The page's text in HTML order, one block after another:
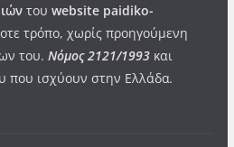
του website paidiko-
τρόπο, χωρίς προηγούμενη
του. Νόμος 2121/1993και
που ισχύουν στην Ελλάδα.